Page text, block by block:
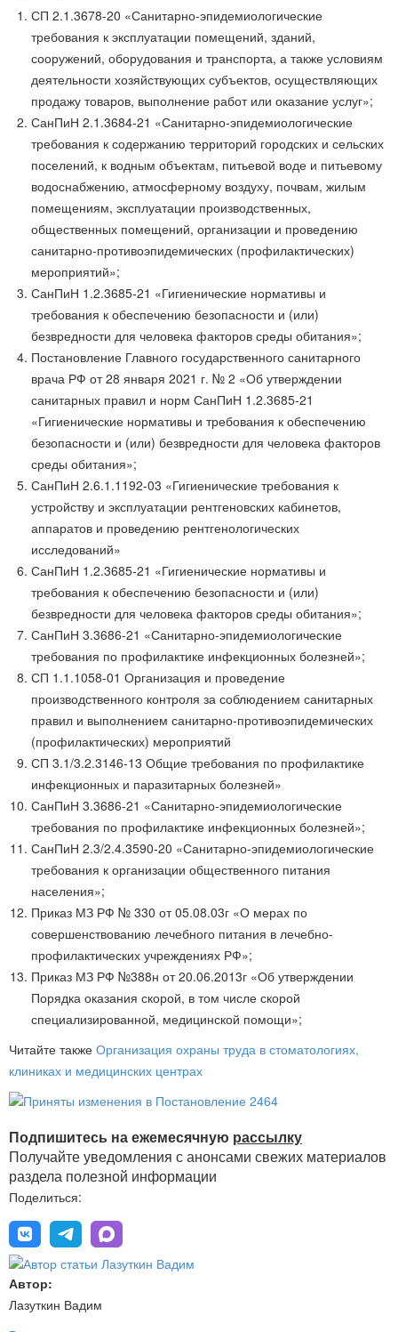
СП 2.1.3678-20 «Санитарно-эпидемиологические
требования к эксплуатации помещений, зданий,
сооружений, оборудования и транспорта, а также условиям
деятельности хозяйствующих субъектов, осуществляющих
продажу товаров, выполнение работ или оказание услуг»;
СанПиН 2.1.3684-21 «Санитарно-эпидемиологические
требования к содержанию территорий городских и сельских
поселений, к водным объектам, питьевой воде и питьевому
водоснабжению, атмосферному воздуху, почвам, жилым
помещениям, эксплуатации производственных,
общественных помещений, организации и проведению
санитарно-противоэпидемических (профилактических)
мероприятий»;
СанПиН 1.2.3685-21 «Гигиенические нормативы и
требования к обеспечению безопасности и (или)
безвредности для человека факторов среды обитания»;
Постановление Главного государственного санитарного
врача РФ от 28 января 2021 г. № 2 «Об утверждении
санитарных правил и норм СанПиН 1.2.3685-21
«Гигиенические нормативы и требования к обеспечению
безопасности и (или) безвредности для человека факторов
среды обитания»;
СанПиН 2.6.1.1192-03 «Гигиенические требования к
устройству и эксплуатации рентгеновских кабинетов,
аппаратов и проведению рентгенологических
исследований»
СанПиН 1.2.3685-21 «Гигиенические нормативы и
требования к обеспечению безопасности и (или)
безвредности для человека факторов среды обитания»;
СанПиН 3.3686-21 «Санитарно-эпидемиологические
требования по профилактике инфекционных болезней»;
СП 1.1.1058-01 Организация и проведение
производственного контроля за соблюдением санитарных
правил и выполнением санитарно-противоэпидемических
(профилактических) мероприятий
СП 3.1/3.2.3146-13 Общие требования по профилактике
инфекционных и паразитарных болезней»
СанПиН 3.3686-21 «Санитарно-эпидемиологические
требования по профилактике инфекционных болезней»;
СанПиН 2.3/2.4.3590-20 «Санитарно-эпидемиологические
требования к организации общественного питания
населения»;
Приказ МЗ РФ № 330 от 05.08.03г «О мерах по
совершенствованию лечебного питания в лечебно-
профилактических учреждениях РФ»;
Приказ МЗ РФ №388н от 20.06.2013г «Об утверждении
Порядка оказания скорой, в том числе скорой
специализированной, медицинской помощи»;
Читайте также Организация охраны труда в стоматологиях,
клиниках и медицинских центрах
Подпишитесь на ежемесячную рассылку
Получайте уведомления с анонсами свежих материалов
раздела полезной информации
Поделиться:
Автор:
Лазуткин Вадим